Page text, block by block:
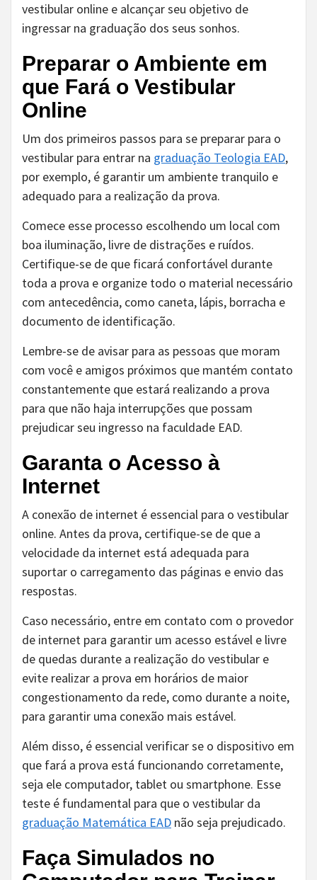
vestibular online e alcançar seu objetivo de
ingressar na graduação dos seus sonhos.
Preparar o Ambiente em
que Fará o Vestibular
Online
Um dos primeiros passos para se preparar para o
vestibular para entrar na graduação Teologia EAD,
por exemplo, é garantir um ambiente tranquilo e
adequado para a realização da prova.
Comece esse processo escolhendo um local com
boa iluminação, livre de distrações e ruídos.
Certifique-se de que ficará confortável durante
toda a prova e organize todo o material necessário
com antecedência, como caneta, lápis, borracha e
documento de identificação.
Lembre-se de avisar para as pessoas que moram
com você e amigos próximos que mantém contato
constantemente que estará realizando a prova
para que não haja interrupções que possam
prejudicar seu ingresso na faculdade EAD.
Garanta o Acesso à
Internet
A conexão de internet é essencial para o vestibular
online. Antes da prova, certifique-se de que a
velocidade da internet está adequada para
suportar o carregamento das páginas e envio das
respostas.
Caso necessário, entre em contato com o provedor
de internet para garantir um acesso estável e livre
de quedas durante a realização do vestibular e
evite realizar a prova em horários de maior
congestionamento da rede, como durante a noite,
para garantir uma conexão mais estável.
Além disso, é essencial verificar se o dispositivo em
que fará a prova está funcionando corretamente,
seja ele computador, tablet ou smartphone. Esse
teste é fundamental para que o vestibular da
graduação Matemática EAD não seja prejudicado.
Faça Simulados no